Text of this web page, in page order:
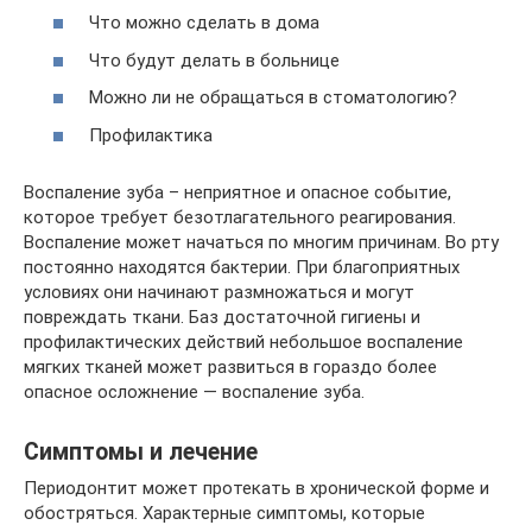
Что можно сделать в дома
Что будут делать в больнице
Можно ли не обращаться в стоматологию?
Профилактика
Воспаление зуба – неприятное и опасное событие,
которое требует безотлагательного реагирования.
Воспаление может начаться по многим причинам. Во рту
постоянно находятся бактерии. При благоприятных
условиях они начинают размножаться и могут
повреждать ткани. Баз достаточной гигиены и
профилактических действий небольшое воспаление
мягких тканей может развиться в гораздо более
опасное осложнение — воспаление зуба.
Симптомы и лечение
Периодонтит может протекать в хронической форме и
обостряться. Характерные симптомы, которые